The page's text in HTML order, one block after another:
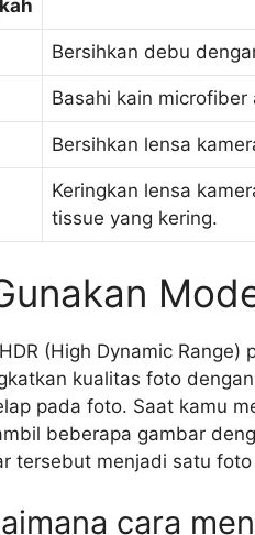
Bersihkan debu
Basahi kain
Bersihkan lensa
Keringkan lensa
tissue yang kering.
(High Dynamic
kualitas foto
pada foto. Saat kamu
beberapa gambar
tersebut menjadi satu
cara